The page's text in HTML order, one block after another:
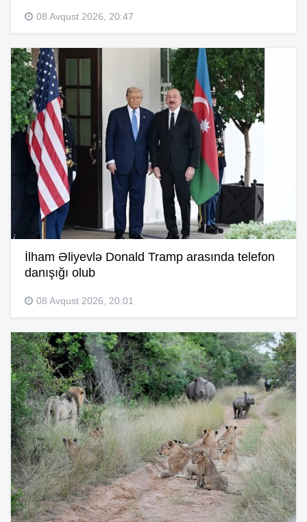
08 Avqust 2026, 20:47
İlham Əliyevlə Donald Tramp arasında telefon
danışığı olub
08 Avqust 2026, 20:01